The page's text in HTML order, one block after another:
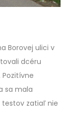
Borovej ulici v
dcéru
sa mala
testov zatiaľ nie